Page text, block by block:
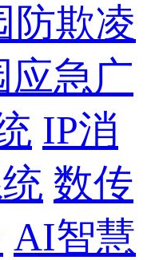
防欺凌
应急广
IP消
数传
AI智慧